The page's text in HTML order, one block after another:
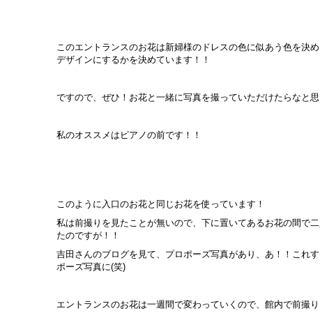
このエントランスのお花は新婦様のドレスの色に似あう色を決
デザインにするかを決めています！！
ですので、ぜひ！お花と一緒に写真を撮っていただけたらなと
私のオススメはピアノの前です！！
このように入口のお花と同じお花を使っています！
私は前撮りを見たことが無いので、下に置いてあるお花の間で
たのですが！！
吉田さんのブログを見て、プロポーズ写真があり、あ！！これ
ポーズ写真に(笑)
エントランスのお花は一週間で変わっていくので、館内で前撮